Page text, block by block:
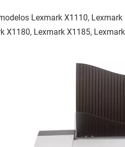
Lexmark X1110,
X1180, Lexmark X1185,